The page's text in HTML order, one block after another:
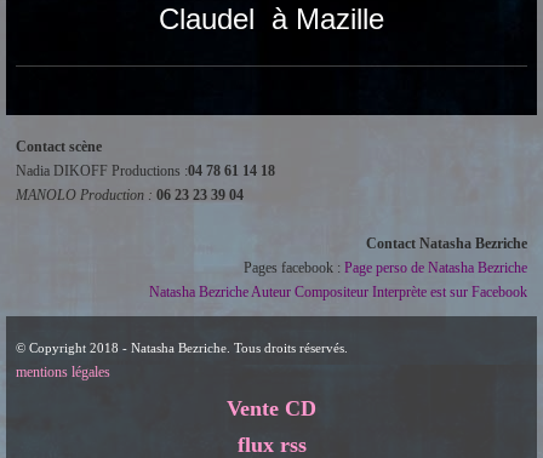
Claudel à Mazille
Contact scène
Nadia DIKOFF Productions :04 78 61 14 18
MANOLO Production : 06 23 23 39 04
Contact Natasha Bezriche
Pages facebook : Page perso de Natasha Bezriche
Natasha Bezriche Auteur Compositeur Interprète est sur Facebook
© Copyright 2018 - Natasha Bezriche. Tous droits réservés.
mentions légales
Vente CD
flux rss